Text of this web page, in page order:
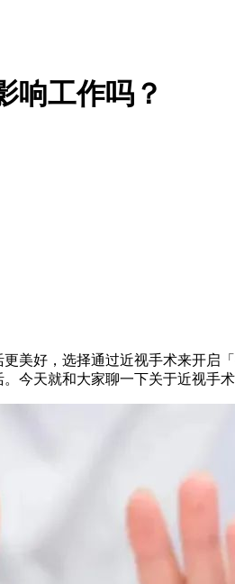
响工作吗？
美好，选择通过近视手术来开
今天就和大家聊一下关于近视手